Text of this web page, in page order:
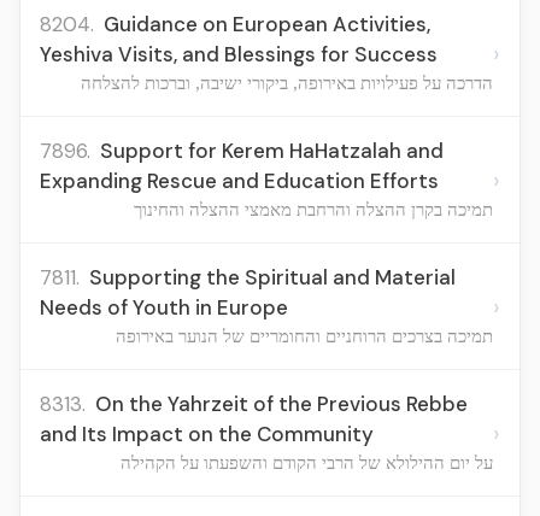
8204. Guidance on European Activities,
Yeshiva Visits, and Blessings for Success
הדרכה על פעילויות באירופה, ביקורי ישיבה, וברכות להצלחה
›
7896. Support for Kerem HaHatzalah and
Expanding Rescue and Education Efforts
תמיכה בקרן ההצלה והרחבת מאמצי ההצלה והחינוך
›
7811. Supporting the Spiritual and Material
Needs of Youth in Europe
תמיכה בצרכים הרוחניים והחומריים של הנוער באירופה
›
8313. On the Yahrzeit of the Previous Rebbe
and Its Impact on the Community
על יום ההילולא של הרבי הקודם והשפעתו על הקהילה
›